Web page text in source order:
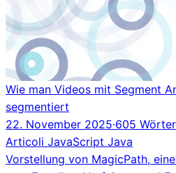
Wie man Videos mit Segment
segmentiert
22. November 2025·605 Wörter
Articoli JavaScript Java
Vorstellung von MagicPath,